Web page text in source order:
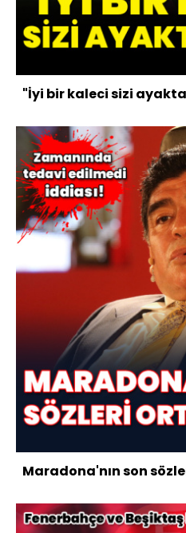
"İyi bir kaleci sizi
Maradona'nın son